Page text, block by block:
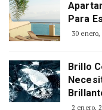
Para
30 enero,
Brillo
2 enero,